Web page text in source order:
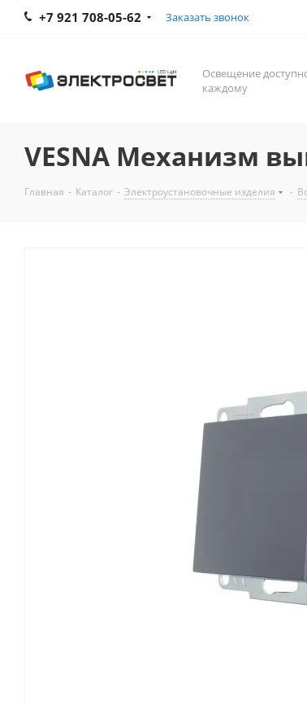
+7 921 708-05-62 Заказать звонок
Освещение
каждому
VESNA Механизм
Главная - Каталог - Электроустановочные изделия -